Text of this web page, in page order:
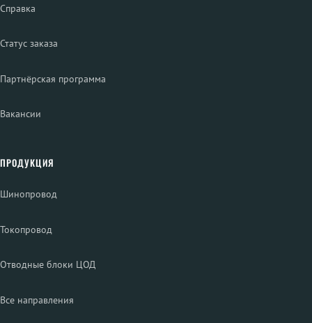
Справка
Статус заказа
Партнёрская программа
Вакансии
ПРОДУКЦИЯ
Шинопровод
Токопровод
Отводные блоки ЦОД
Все направления